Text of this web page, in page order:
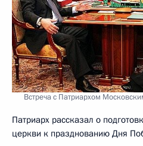
Встреча с Патриархом
Патриарх рассказал о
церкви к празднованию Дня